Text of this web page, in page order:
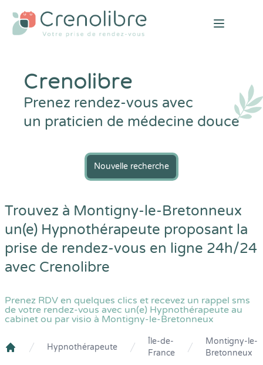
Open
Crenolibre
Prenez rendez-vous avec
un praticien de médecine douce
Nouvelle recherche
Trouvez à Montigny-le-Bretonneux
un(e) Hypnothérapeute proposant la
prise de rendez-vous en ligne 24h/24
avec Crenolibre
Prenez RDV en quelques clics et recevez un rappel sms
de votre rendez-vous avec un(e) Hypnothérapeute au
cabinet ou par visio à Montigny-le-Bretonneux
Hypnothérapeute
Île-de-
France
Montigny-le-
Bretonneux